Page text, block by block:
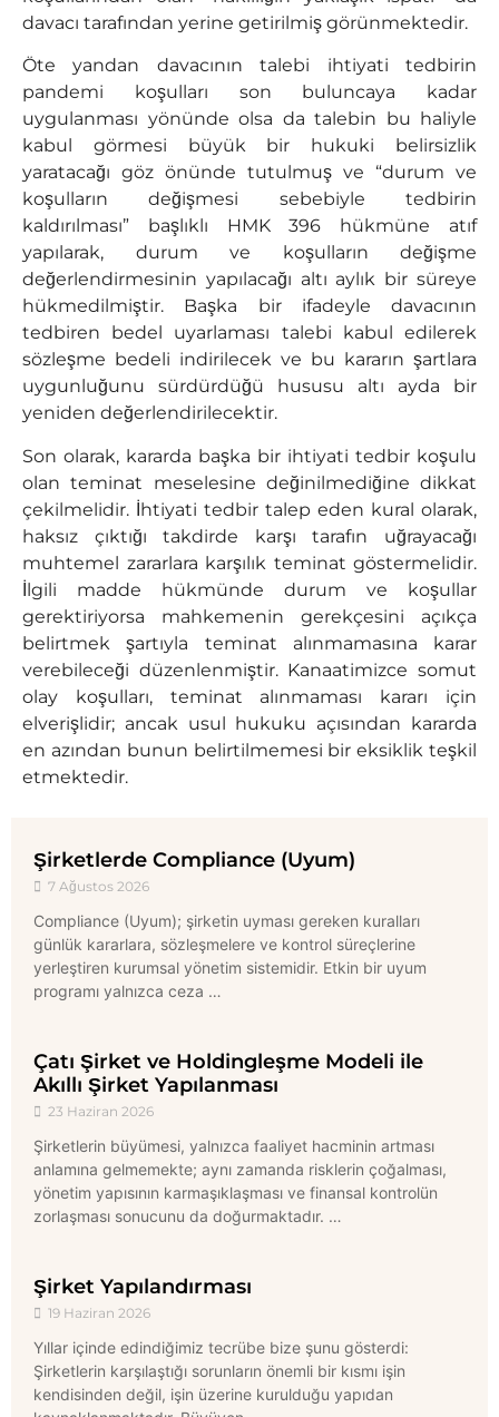
davacı tarafından yerine getirilmiş görünmektedir.
Öte yandan davacının talebi ihtiyati tedbirin
pandemi koşulları son buluncaya kadar
uygulanması yönünde olsa da talebin bu haliyle
kabul görmesi büyük bir hukuki belirsizlik
yaratacağı göz önünde tutulmuş ve “durum ve
koşulların değişmesi sebebiyle tedbirin
kaldırılması” başlıklı HMK 396 hükmüne atıf
yapılarak, durum ve koşulların değişme
değerlendirmesinin yapılacağı altı aylık bir süreye
hükmedilmiştir. Başka bir ifadeyle davacının
tedbiren bedel uyarlaması talebi kabul edilerek
sözleşme bedeli indirilecek ve bu kararın şartlara
uygunluğunu sürdürdüğü hususu altı ayda bir
yeniden değerlendirilecektir.
Son olarak, kararda başka bir ihtiyati tedbir koşulu
olan teminat meselesine değinilmediğine dikkat
çekilmelidir. İhtiyati tedbir talep eden kural olarak,
haksız çıktığı takdirde karşı tarafın uğrayacağı
muhtemel zararlara karşılık teminat göstermelidir.
İlgili madde hükmünde durum ve koşullar
gerektiriyorsa mahkemenin gerekçesini açıkça
belirtmek şartıyla teminat alınmamasına karar
verebileceği düzenlenmiştir. Kanaatimizce somut
olay koşulları, teminat alınmaması kararı için
elverişlidir; ancak usul hukuku açısından kararda
en azından bunun belirtilmemesi bir eksiklik teşkil
etmektedir.
Şirketlerde Compliance (Uyum)
7 Ağustos 2026
Compliance (Uyum); şirketin uyması gereken kuralları
günlük kararlara, sözleşmelere ve kontrol süreçlerine
yerleştiren kurumsal yönetim sistemidir. Etkin bir uyum
programı yalnızca ceza …
Çatı Şirket ve Holdingleşme Modeli ile
Akıllı Şirket Yapılanması
23 Haziran 2026
Şirketlerin büyümesi, yalnızca faaliyet hacminin artması
anlamına gelmemekte; aynı zamanda risklerin çoğalması,
yönetim yapısının karmaşıklaşması ve finansal kontrolün
zorlaşması sonucunu da doğurmaktadır. …
Şirket Yapılandırması
19 Haziran 2026
Yıllar içinde edindiğimiz tecrübe bize şunu gösterdi:
Şirketlerin karşılaştığı sorunların önemli bir kısmı işin
kendisinden değil, işin üzerine kurulduğu yapıdan